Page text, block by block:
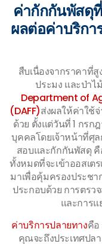
ค่ากักกันพัสดุ
ผลต่อค่าบริกา
สืบเนื่องจากราคาที่
ประมง และป่าไ
Department of
(DAFF)ส่งผลให้ค่าใช้
ด้วย ตั้งแต่วันที่ 1 กรก
บุคคลโดยเจ้าหน้าที่ศุ
สอบและกักกันพัสดุ
ทั้งหมดที่จะเข้าออสเ
มาเพื่อคุ้มครองประช
ประกอบด้วย การตรว
และการ
ค่าบริการปลายทางคือ
คุณจะถึงประเทศปล